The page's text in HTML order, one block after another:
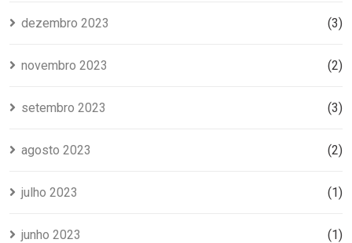
dezembro 2023 (3)
novembro 2023 (2)
setembro 2023 (3)
agosto 2023 (2)
julho 2023 (1)
junho 2023 (1)